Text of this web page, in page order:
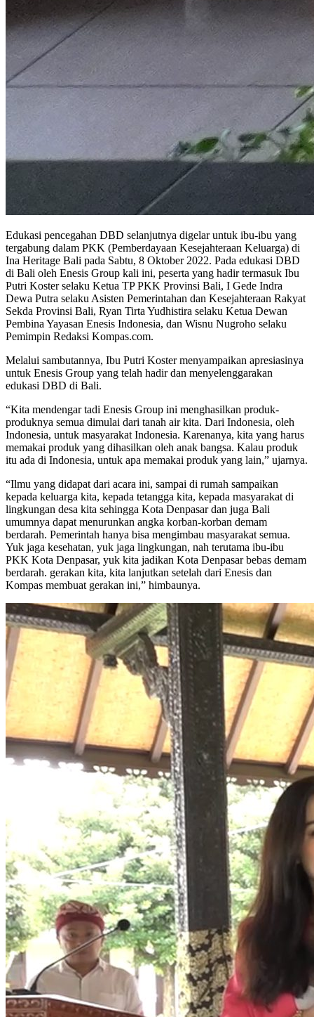
Edukasi pencegahan DBD selanjutnya digelar untuk ibu-ibu yang
tergabung dalam PKK (Pemberdayaan Kesejahteraan Keluarga) di
Ina Heritage Bali pada Sabtu, 8 Oktober 2022. Pada edukasi DBD
di Bali oleh Enesis Group kali ini, peserta yang hadir termasuk Ibu
Putri Koster selaku Ketua TP PKK Provinsi Bali, I Gede Indra
Dewa Putra selaku Asisten Pemerintahan dan Kesejahteraan Rakyat
Sekda Provinsi Bali, Ryan Tirta Yudhistira selaku Ketua Dewan
Pembina Yayasan Enesis Indonesia, dan Wisnu Nugroho selaku
Pemimpin Redaksi Kompas.com.
Melalui sambutannya, Ibu Putri Koster menyampaikan apresiasinya
untuk Enesis Group yang telah hadir dan menyelenggarakan
edukasi DBD di Bali.
“Kita mendengar tadi Enesis Group ini menghasilkan produk-
produknya semua dimulai dari tanah air kita. Dari Indonesia, oleh
Indonesia, untuk masyarakat Indonesia. Karenanya, kita yang harus
memakai produk yang dihasilkan oleh anak bangsa. Kalau produk
itu ada di Indonesia, untuk apa memakai produk yang lain,” ujarnya.
“Ilmu yang didapat dari acara ini, sampai di rumah sampaikan
kepada keluarga kita, kepada tetangga kita, kepada masyarakat di
lingkungan desa kita sehingga Kota Denpasar dan juga Bali
umumnya dapat menurunkan angka korban-korban demam
berdarah. Pemerintah hanya bisa mengimbau masyarakat semua.
Yuk jaga kesehatan, yuk jaga lingkungan, nah terutama ibu-ibu
PKK Kota Denpasar, yuk kita jadikan Kota Denpasar bebas demam
berdarah. gerakan kita, kita lanjutkan setelah dari Enesis dan
Kompas membuat gerakan ini,” himbaunya.